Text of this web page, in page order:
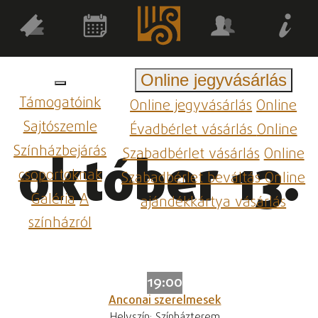
Támogatóink
Sajtószemle
Színházbejárás
csoportoknak
GalériaA
színházról
Online jegyvásárlás
Online jegyvásárlásOnline
Évadbérlet vásárlásOnline
Szabadbérlet vásárlásOnline
Szabadbérlet beváltásOnline
ajándékkártya vásárlás
október 13.
19:00
Anconai szerelmesek